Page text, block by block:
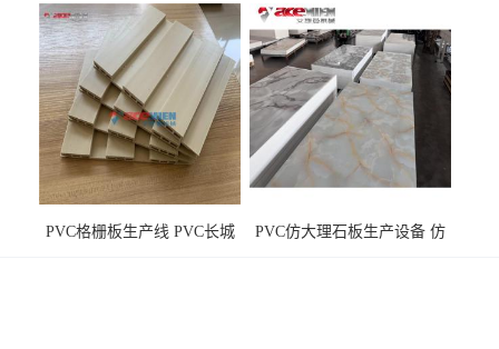
PVC格栅板生产线 PVC长城
PVC仿大理石板生产设备 仿